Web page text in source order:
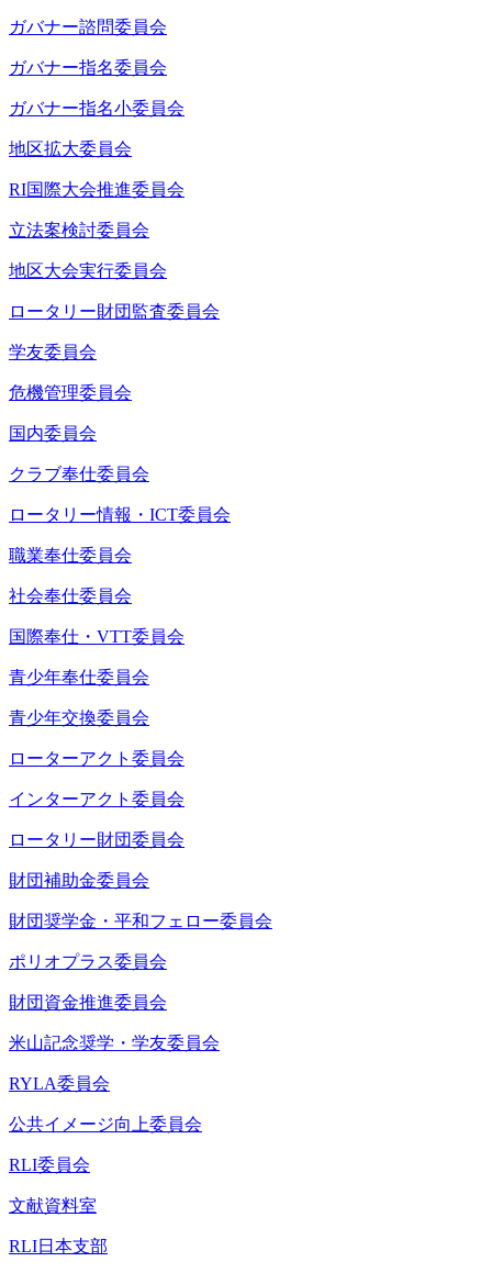
ガバナー諮問委員会
ガバナー指名委員会
ガバナー指名小委員会
地区拡大委員会
RI国際大会推進委員会
立法案検討委員会
地区大会実行委員会
ロータリー財団監査委員会
学友委員会
危機管理委員会
国内委員会
クラブ奉仕委員会
ロータリー情報・ICT委員会
職業奉仕委員会
社会奉仕委員会
国際奉仕・VTT委員会
青少年奉仕委員会
青少年交換委員会
ローターアクト委員会
インターアクト委員会
ロータリー財団委員会
財団補助金委員会
財団奨学金・平和フェロー委員会
ポリオプラス委員会
財団資金推進委員会
米山記念奨学・学友委員会
RYLA委員会
公共イメージ向上委員会
RLI委員会
文献資料室
RLI日本支部